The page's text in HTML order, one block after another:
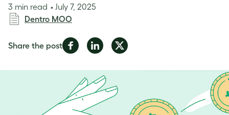
3 min read
July 7, 2025
Dentro MOO
Share the postShare
Facebook
Share
LinkedIn
Share
Twitter